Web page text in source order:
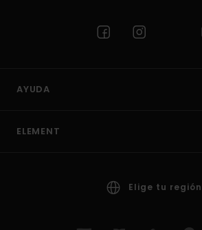
AYUDA
ELEMENT
Elige tu región